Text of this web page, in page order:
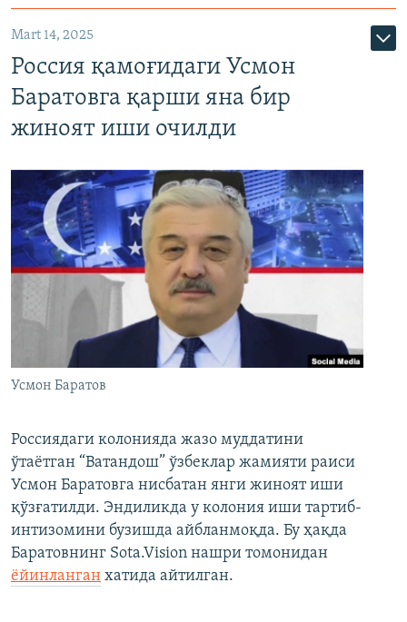
Mart 14, 2025
Россия қамоғидаги Усмон
Баратовга қарши яна бир
жиноят иши очилди
Усмон Баратов
Россиядаги колонияда жазо муддатини
ўтаётган “Ватандош” ўзбеклар жамияти раиси
Усмон Баратовга нисбатан янги жиноят иши
қўзғатилди. Эндиликда у колония иши тартиб-
интизомини бузишда айбланмоқда. Бу ҳақда
Баратовнинг Sota.Vision нашри томонидан
ёйинланган хатида айтилган.